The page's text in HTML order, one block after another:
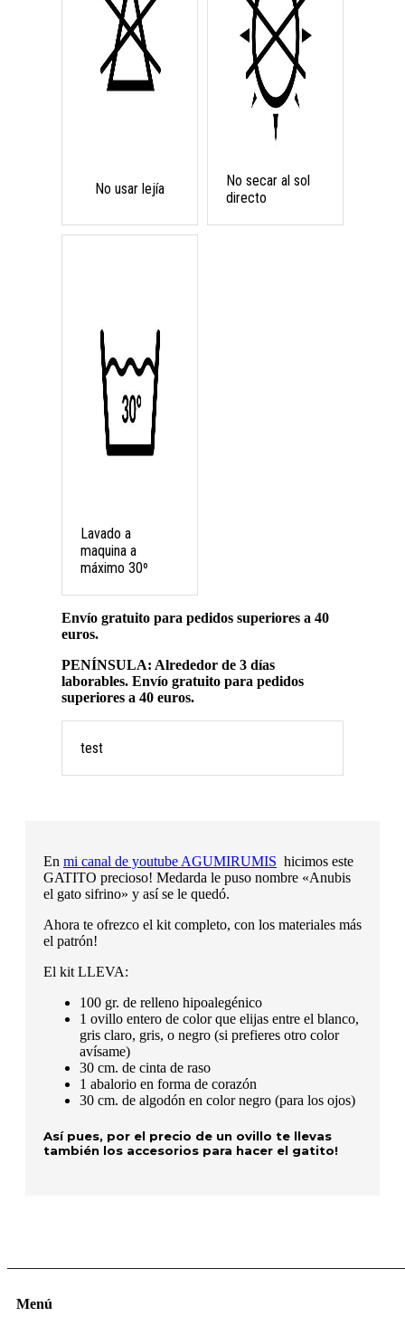
No usar lejía
No secar al sol
directo
Lavado a
maquina a
máximo 30º
Envío gratuito para pedidos superiores a 40
euros.
PENÍNSULA: Alrededor de 3 días
laborables. Envío gratuito para pedidos
superiores a 40 euros.
test
En mi canal de youtube AGUMIRUMIS hicimos este
GATITO precioso! Medarda le puso nombre «Anubis
el gato sifrino» y así se le quedó.
Ahora te ofrezco el kit completo, con los materiales más
el patrón!
El kit LLEVA:
100 gr. de relleno hipoalegénico
1 ovillo entero de color que elijas entre el blanco,
gris claro, gris, o negro (si prefieres otro color
avísame)
30 cm. de cinta de raso
1 abalorio en forma de corazón
30 cm. de algodón en color negro (para los ojos)
Así pues, por el precio de un ovillo te llevas
también los accesorios para hacer el gatito!
Menú